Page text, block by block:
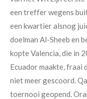
een treffer wegens
een kwartier alsnog
doelman Al-Sheeb en
kopte Valencia, die in
Ecuador maakte, fraai
niet meer gescoord.
toernooi geopend.